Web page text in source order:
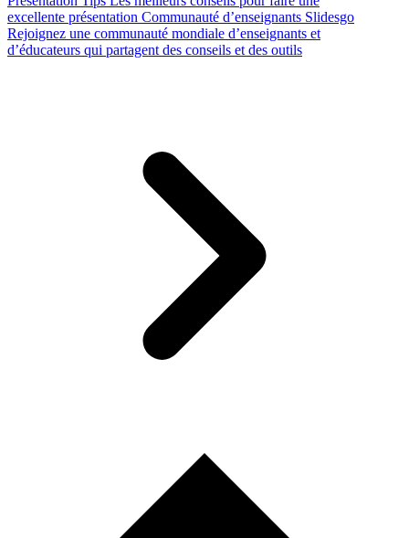
excellente présentation Communauté d’enseignants Slidesgo
Rejoignez une communauté mondiale d’enseignants et
d’éducateurs qui partagent des conseils et des outils